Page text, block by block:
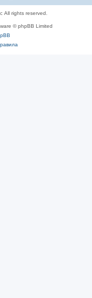
All rights reserved.
© phpBB Limited